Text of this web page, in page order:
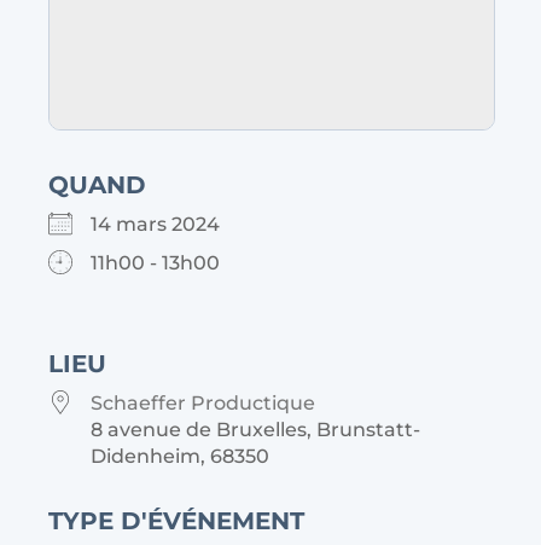
QUAND
14 mars 2024
11h00 - 13h00
LIEU
Schaeffer Productique
8 avenue de Bruxelles, Brunstatt-
Didenheim, 68350
TYPE D'ÉVÉNEMENT